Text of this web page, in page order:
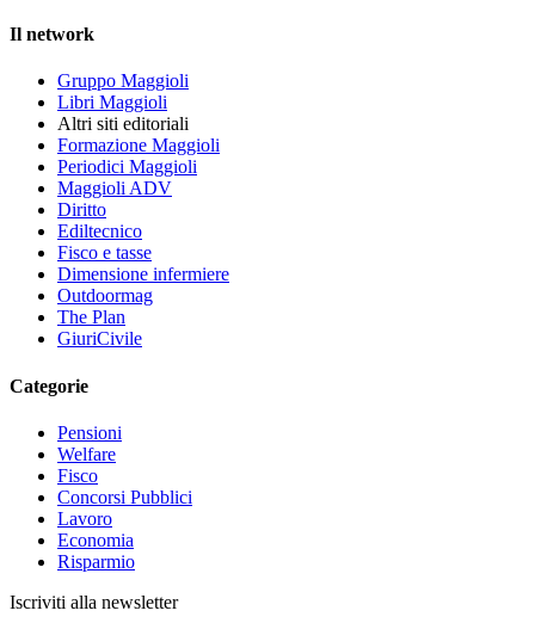
Il network
Gruppo Maggioli
Libri Maggioli
Altri siti editoriali
Formazione Maggioli
Periodici Maggioli
Maggioli ADV
Diritto
Ediltecnico
Fisco e tasse
Dimensione infermiere
Outdoormag
The Plan
GiuriCivile
Categorie
Pensioni
Welfare
Fisco
Concorsi Pubblici
Lavoro
Economia
Risparmio
Iscriviti alla newsletter